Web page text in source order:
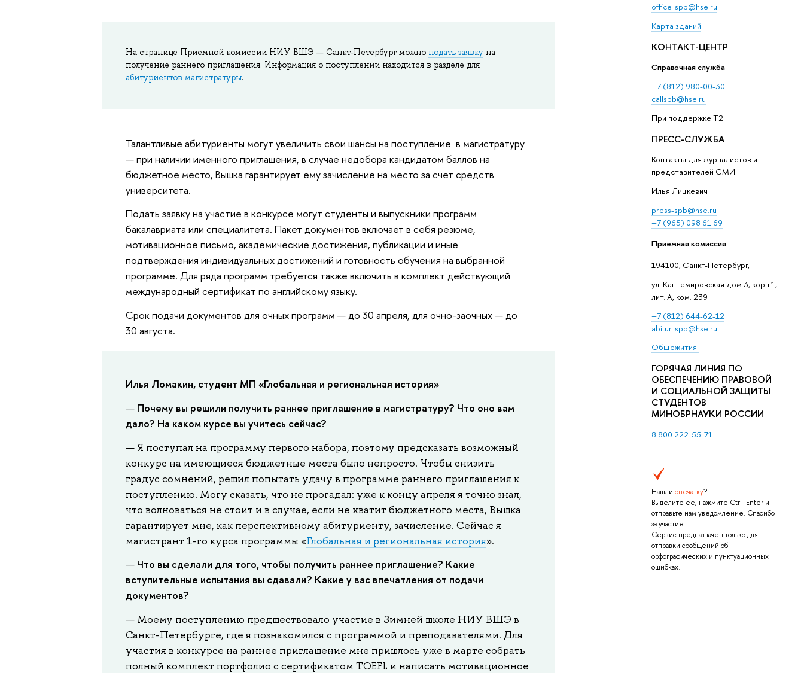
office-spb@hse.ru
Карта зданий
КОНТАКТ-ЦЕНТР
Справочная служба
+7 (812) 980-00-30
callspb@hse.ru
При поддержке T2
ПРЕСС-СЛУЖБА
Контакты для журналистов и
представителей СМИ
Илья Лицкевич
press-spb@hse.ru
+7 (965) 098 61 69
Приемная комиссия
194100, Санкт-Петербург,
ул. Кантемировская дом 3, корп.1,
лит. А, ком. 239
+7 (812) 644-62-12
abitur-spb@hse.ru
Общежития
ГОРЯЧАЯ ЛИНИЯ ПО
ОБЕСПЕЧЕНИЮ ПРАВОВОЙ
И СОЦИАЛЬНОЙ ЗАЩИТЫ
СТУДЕНТОВ
МИНОБРНАУКИ РОССИИ
8 800 222-55-71
Нашли опечатку?
Выделите её, нажмите Ctrl+Enter и
отправьте нам уведомление. Спасибо
за участие!
Сервис предназначен только для
отправки сообщений об
орфографических и пунктуационных
ошибках.
На странице Приемной комиссии НИУ ВШЭ — Санкт-Петербург можно подать заявкуна
получение раннего приглашения. Информация о поступлении находится в разделе для
абитуриентов магистратуры.
Талантливые абитуриенты могут увеличить свои шансы на поступление в магистратуру
— при наличии именного приглашения, в случае недобора кандидатом баллов на
бюджетное место, Вышка гарантирует ему зачисление на место за счет средств
университета.
Подать заявку на участие в конкурсе могут студенты и выпускники программ
бакалавриата или специалитета. Пакет документов включает в себя резюме,
мотивационное письмо, академические достижения, публикации и иные
подтверждения индивидуальных достижений и готовность обучения на выбранной
программе. Для ряда программ требуется также включить в комплект действующий
международный сертификат по английскому языку.
Срок подачи документов для очных программ — до 30 апреля, для очно-заочных — до
30 августа.
Илья Ломакин, студент МП «Глобальная и региональная история»
— Почему вы решили получить раннее приглашение в магистратуру? Что оно вам
дало? На каком курсе вы учитесь сейчас?
— Я поступал на программу первого набора, поэтому предсказать возможный
конкурс на имеющиеся бюджетные места было непросто. Чтобы снизить
градус сомнений, решил попытать удачу в программе раннего приглашения к
поступлению. Могу сказать, что не прогадал: уже к концу апреля я точно знал,
что волноваться не стоит и в случае, если не хватит бюджетного места, Вышка
гарантирует мне, как перспективному абитуриенту, зачисление. Сейчас я
магистрант 1-го курса программы «Глобальная и региональная история».
— Что вы сделали для того, чтобы получить раннее приглашение? Какие
вступительные испытания вы сдавали? Какие у вас впечатления от подачи
документов?
— Моему поступлению предшествовало участие в Зимней школе НИУ ВШЭ в
Санкт-Петербурге, где я познакомился с программой и преподавателями. Для
участия в конкурсе на раннее приглашение мне пришлось уже в марте собрать
полный комплект портфолио с сертификатом TOEFL и написать мотивационное